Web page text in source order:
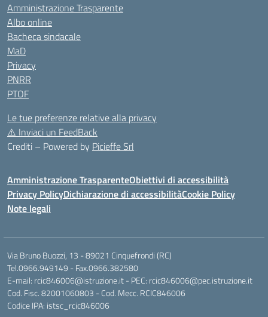
Amministrazione Trasparente
Albo online
Bacheca sindacale
MaD
Privacy
PNRR
PTOF
Le tue preferenze relative alla privacy
⚠️ Inviaci un FeedBack
Crediti – Powered by Picieffe Srl
Amministrazione TrasparenteObiettivi di accessibilità
Privacy PolicyDichiarazione di accessibilitàCookie Policy
Note legali
Via Bruno Buozzi, 13 - 89021 Cinquefrondi (RC)
Tel.0966.949149 - Fax.0966.382580
E-mail: rcic846006@istruzione.it - PEC: rcic846006@pec.istruzione.it
Cod. Fisc. 82001060803 - Cod. Mecc. RCIC846006
Codice IPA: istsc_rcic846006